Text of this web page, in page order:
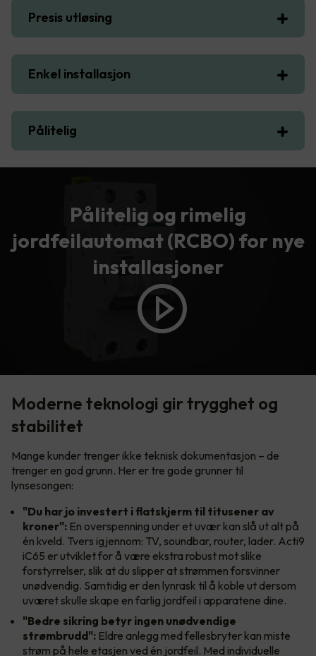
Presis utløsing
Enkel installasjon
Pålitelig
Pålitelig og rimelig
jordfeilautomat (RCBO) for nye
installasjoner
Moderne teknologi gir trygghet og
stabilitet
Mange kunder trenger ikke teknisk dokumentasjon – de
trenger en god grunn. Her er tre gode grunner til
lynsesongen:
"Du har jo investert i flatskjerm til titusener av
kroner": En overspenning under et uvær kan slå ut alt på
én kveld. Tvers igjennom: TV, soundbar, router, lader. Acti9
iC65 er utviklet for å være ekstra robust mot slike
forstyrrelser, slik at du slipper at strømmen forsvinner
unødvendig. Samtidig er den lynrask til å koble ut dersom
uværet skulle skape en farlig jordfeil i apparatene dine.
"Bedre sikring betyr ingen unødvendige
strømbrudd": Eldre anlegg med fellesbryter kan miste
strøm på hele etasjen ved én jordfeil. Med individuelle